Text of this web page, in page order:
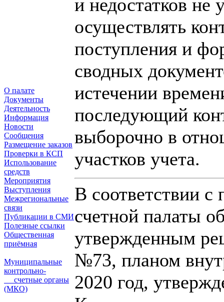
О палате
Документы
Деятельность
Информация
Новости
Сообщения
Размещение заказов
Проверки в КСП
Использование
средств
Мероприятия
Выступления
Межрегиональные
связи
Публикации в СМИ
Полезные ссылки
Общественная
приёмная
Муниципальные
контрольно-
счетные органы
(МКО)
и недостатков не
осуществлять
поступления и
сводных
истечении
последующий
выборочно в
участков учета.
В соответствии
счетной палаты
утвержденным
№73, планом
2020 год,